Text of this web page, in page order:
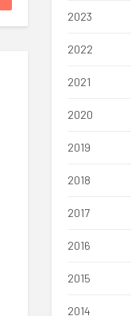
2023
2022
2021
2020
2019
2018
2017
2016
2015
2014